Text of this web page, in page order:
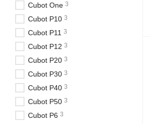
Cubot One 3
Cubot P10 3
Cubot P11 3
Cubot P12 3
Cubot P20 3
Cubot P30 3
Cubot P40 3
Cubot P50 3
Cubot P6 3